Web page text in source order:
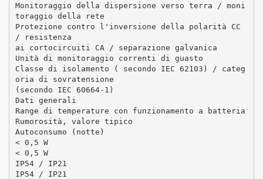
Monitoraggio della dispersione verso terra / moni
toraggio della rete
Protezione contro l'inversione della polarità CC
/ resistenza
ai cortocircuiti CA / separazione galvanica
Unità di monitoraggio correnti di guasto
Classe di isolamento ( secondo IEC 62103) / categ
oria di sovratensione
(secondo IEC 60664-1)
Dati generali
Range di temperature con funzionamento a batteria
Rumorosità, valore tipico
Autoconsumo (notte)
< 0,5 W
< 0,5 W
IP54 / IP21
IP54 / IP21